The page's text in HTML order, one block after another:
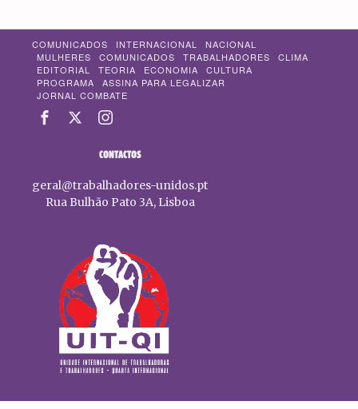
COMUNICADOS INTERNACIONAL
NACIONAL
MULHERES
COMUNICADOS TRABALHADORES
CLIMA
EDITORIAL
TEORIA ECONOMIA
CULTURA
PROGRAMA
ASSINA PARA LEGALIZAR
JORNAL COMBATE
CONTACTOS
geral@trabalhadores-unidos.pt
Rua Bulhão Pato 3A, Lisboa